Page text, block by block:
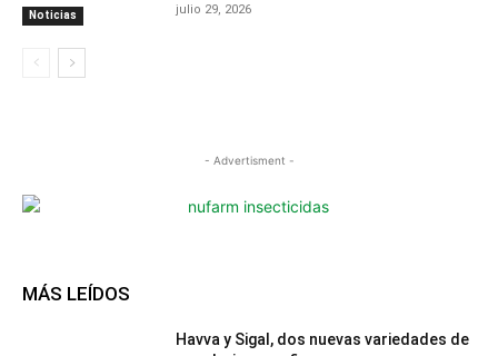
Noticias julio 29, 2026
- Advertisment -
MÁS LEÍDOS
Havva y Sigal, dos nuevas variedades de